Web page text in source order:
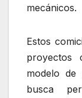
mecánicos.
Estos
proyectos
modelo
busca